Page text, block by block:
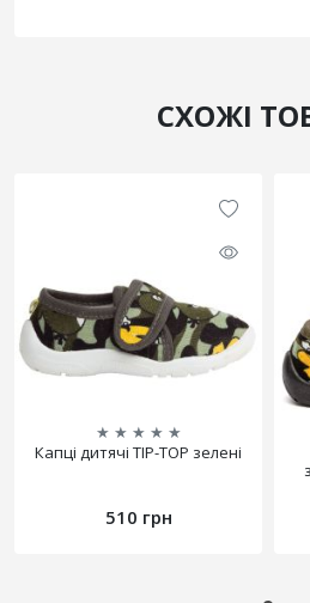
СХОЖІ
★ ★ ★ ★ ★
Капці дитячі TIP-TOP зелені
510 грн